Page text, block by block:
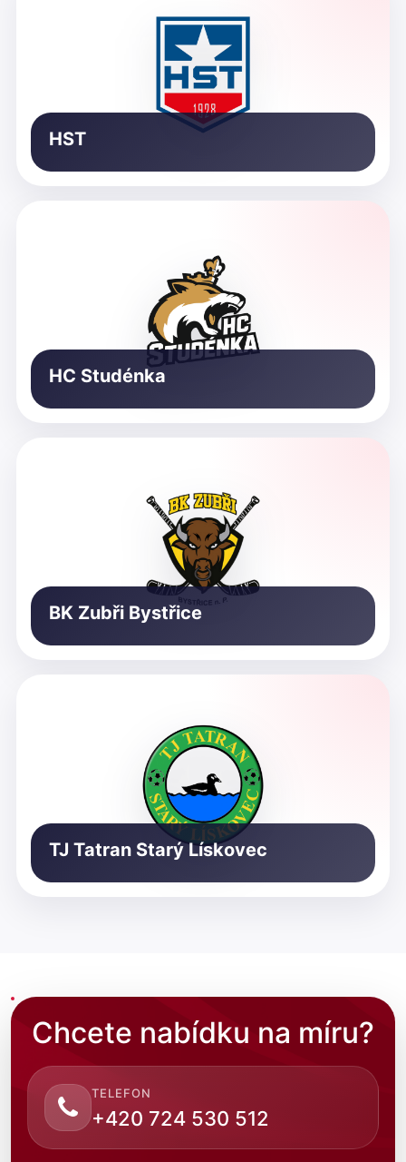
HST
HC Studénka
BK Zubři Bystřice
TJ Tatran Starý Lískovec
Chcete nabídku na míru?
TELEFON
+420 724 530 512